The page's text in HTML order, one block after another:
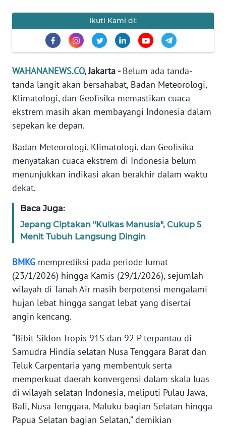
Ikuti Kami di:
WAHANANEWS.CO, Jakarta -Belum ada tanda-
tanda langit akan bersahabat, Badan Meteorologi,
Klimatologi, dan Geofisika memastikan cuaca
ekstrem masih akan membayangi Indonesia dalam
sepekan ke depan.
Badan Meteorologi, Klimatologi, dan Geofisika
menyatakan cuaca ekstrem di Indonesia belum
menunjukkan indikasi akan berakhir dalam waktu
dekat.
Baca Juga:
Jepang Ciptakan "Kulkas Manusia", Cukup 5
Menit Tubuh Langsung Dingin
BMKG memprediksi pada periode Jumat
(23/1/2026) hingga Kamis (29/1/2026), sejumlah
wilayah di Tanah Air masih berpotensi mengalami
hujan lebat hingga sangat lebat yang disertai
angin kencang.
“Bibit Siklon Tropis 91S dan 92 P terpantau di
Samudra Hindia selatan Nusa Tenggara Barat dan
Teluk Carpentaria yang membentuk serta
memperkuat daerah konvergensi dalam skala luas
di wilayah selatan Indonesia, meliputi Pulau Jawa,
Bali, Nusa Tenggara, Maluku bagian Selatan hingga
Papua Selatan bagian Selatan,” demikian
EDITORIAL
INDEKS
KONTAK
KAMI
IKLAN
TENTANG
KAMI
PEDOMAN
MEDIA
REDAKSI
KARIR
Wahana
News
Regional
WN
SUMUT